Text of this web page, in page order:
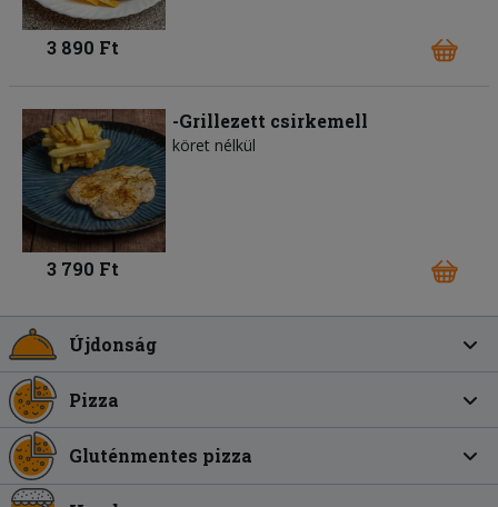
3 890 Ft
-Grillezett csirkemell
köret nélkül
3 790 Ft
Újdonság
Pizza
Gluténmentes pizza